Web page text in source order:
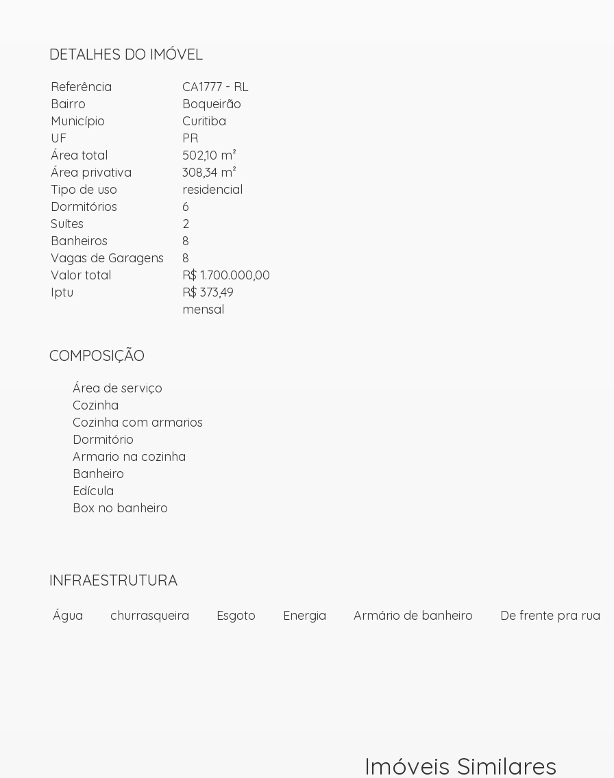
DETALHES DO IMÓVEL
Referência
CA1777 - RL
Bairro
Boqueirão
Município
Curitiba
UF
PR
Área total
502,10 m²
Área privativa
308,34 m²
Tipo de uso
residencial
Dormitórios
6
Suítes
2
Banheiros
8
Vagas de Garagens
8
Valor total
R$ 1.700.000,00
Iptu
R$ 373,49
mensal
COMPOSIÇÃO
Área de serviço
Cozinha
Cozinha com armarios
Dormitório
Armario na cozinha
Banheiro
Edícula
Box no banheiro
INFRAESTRUTURA
Água churrasqueira Esgoto Energia Armário de banheiro De frente pra rua
Imóveis Similares